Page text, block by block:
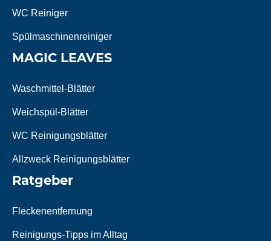
WC Reiniger
Spülmaschinenreiniger
MAGIC LEAVES
Waschmittel-Blätter
Weichspül-Blätter
WC Reinigungsblätter
Allzweck Reinigungsblätter
Ratgeber
Fleckenentfernung
Reinigungs-Tipps im Alltag